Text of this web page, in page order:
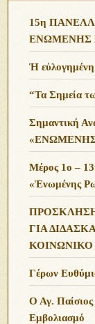
15η
ΕΝΩΜΕΝΗΣ
Ἡ εὐλογημένη
“Τα Σημεία
Σημαντική
Μέρος 1ο –
«Ἑνωμένης
ΓΙΑ
ΚΟΙΝΩΝΙΚΟ
Γέρων
Ο Αγ. Παίσιος
Εμβολιασμό